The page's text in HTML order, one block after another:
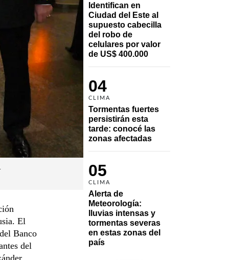
Identifican en
Ciudad del Este al
supuesto cabecilla
del robo de
celulares por valor
de US$ 400.000
04
CLIMA
Tormentas fuertes
persistirán esta
tarde: conocé las
zonas afectadas
05
CLIMA
Alerta de
Meteorología:
lluvias intensas y
tormentas severas
en estas zonas del
país
El
Banco
del